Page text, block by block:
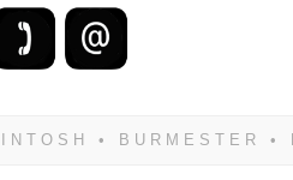
Und noch was: Hifi